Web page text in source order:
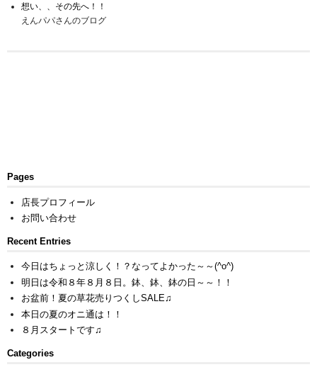
想い、、その先へ！！
えんパパさんのブログ
Pages
店長プロフィール
お問い合わせ
Recent Entries
今日はちょっと涼しく！？なってよかった～～(^o^)
明日は令和８年８月８日。鉢、鉢、鉢の日～～！！
お盆前！夏の草花売りつくしSALE♫
本日の夏のオニ通は！！
８月スタートです♫
Categories